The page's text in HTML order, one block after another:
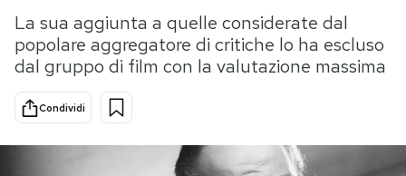
Scienza
Sport
Media
Europa
La sua aggiunta a quelle considerate dal
popolare aggregatore di critiche lo ha escluso
dal gruppo di film con la valutazione massima
Condividi